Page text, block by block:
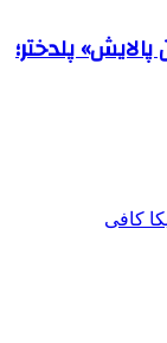
پلدختر؛
کافی